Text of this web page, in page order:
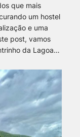
que mais
um hostel
e uma
post, vamos
da Lagoa…